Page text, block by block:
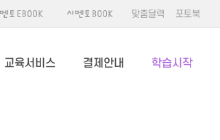
맞춤달력 포토북
교육서비스 결제안내 학습시작